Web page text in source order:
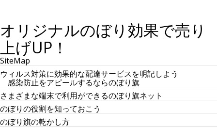
オリジナルのぼり効果で売り
上げUP！
SiteMap
ウィルス対策に効果的な配達サービスを明記しよう
感染防止をアピールするならのぼり旗
さまざまな端末で利用ができるのぼり旗ネット
のぼりの役割を知っておこう
のぼり旗の乾かし方